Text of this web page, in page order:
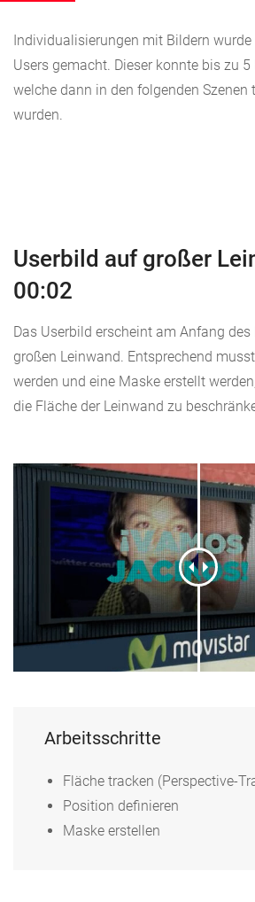
Individualisierungen mit Bildern
Users gemacht. Dieser konnte bis zu
welche dann in den folgenden
wurden.
Userbild auf großer
00:02
Das Userbild erscheint am Anfang
großen Leinwand. Entsprechend
werden und eine Maske erstellt
die Fläche der Leinwand zu
Arbeitsschritte
Fläche tracken (Perspective-
Position definieren
Maske erstellen